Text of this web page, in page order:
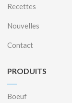
Recettes
Nouvelles
Contact
PRODUITS
Boeuf